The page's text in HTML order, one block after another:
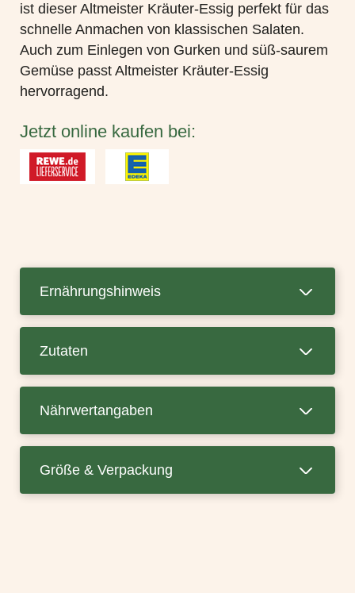
ist dieser Altmeister Kräuter-Essig perfekt für das
schnelle Anmachen von klassischen Salaten.
Auch zum Einlegen von Gurken und süß-saurem
Gemüse passt Altmeister Kräuter-Essig
hervorragend.
Jetzt online kaufen bei:
Ernährungshinweis
Zutaten
Nährwertangaben
Größe & Verpackung